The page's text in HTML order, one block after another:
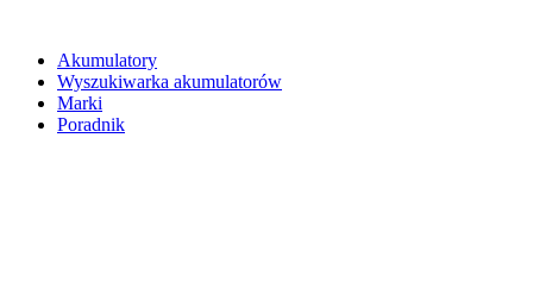
Akumulatory
Wyszukiwarka akumulatorów
Marki
Poradnik